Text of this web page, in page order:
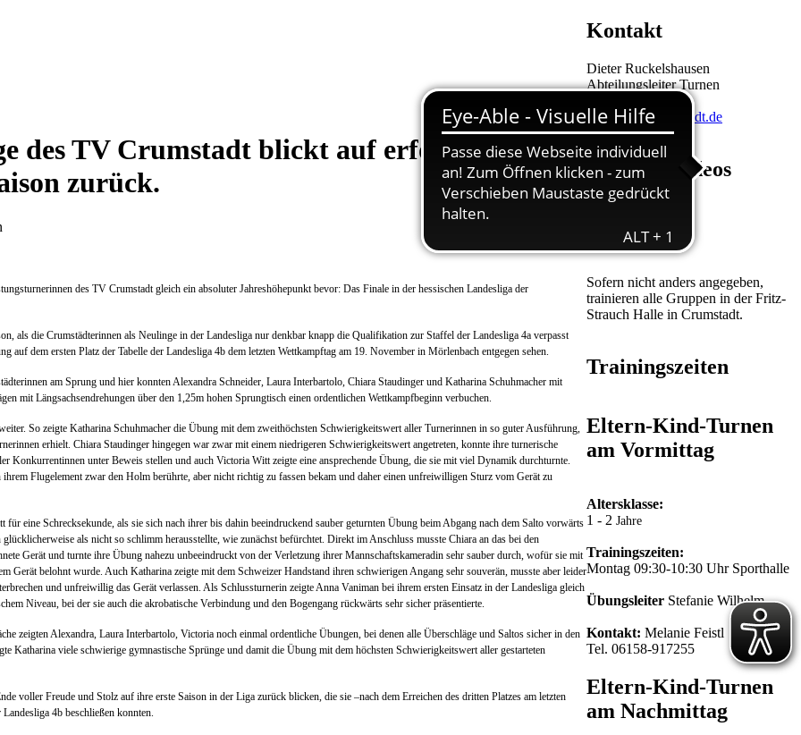
des TV Crumstadt blickt auf erfolgreiche
zurück.
des TV Crumstadt gleich ein absoluter Jahreshöhepunkt bevor: Das Finale in der hessischen Landesliga der
als die Crumstädterinnen als Neulinge in der Landesliga nur denkbar knapp die Qualifikation zur Staffel der Landesliga 4a verpasst
auf dem ersten Platz der Tabelle der Landesliga 4b dem letzten Wettkampftag am 19. November in Mörlenbach entgegen sehen.
am Sprung und hier konnten Alexandra Schneider, Laura Interbartolo, Chiara Staudinger und Katharina Schuhmacher mit
mit Längsachsendrehungen über den 1,25m hohen Sprungtisch einen ordentlichen Wettkampfbeginn verbuchen.
So zeigte Katharina Schuhmacher die Übung mit dem zweithöchsten Schwierigkeitswert aller Turnerinnen in so guter Ausführung,
erhielt. Chiara Staudinger hingegen war zwar mit einem niedrigeren Schwierigkeitswert angetreten, konnte ihre turnerische
Konkurrentinnen unter Beweis stellen und auch Victoria Witt zeigte eine ansprechende Übung, die sie mit viel Dynamik durchturnte.
Flugelement zwar den Holm berührte, aber nicht richtig zu fassen bekam und daher einen unfreiwilligen Sturz vom Gerät zu
eine Schrecksekunde, als sie sich nach ihrer bis dahin beeindruckend sauber geturnten Übung beim Abgang nach dem Salto vorwärts
als nicht so schlimm herausstellte, wie zunächst befürchtet. Direkt im Anschluss musste Chiara an das bei den
Gerät und turnte ihre Übung nahezu unbeeindruckt von der Verletzung ihrer Mannschaftskameradin sehr sauber durch, wofür sie mit
Gerät belohnt wurde. Auch Katharina zeigte mit dem Schweizer Handstand ihren schwierigen Angang sehr souverän, musste aber leider
und unfreiwillig das Gerät verlassen. Als Schlussturnerin zeigte Anna Vaniman bei ihrem ersten Einsatz in der Landesliga gleich
Niveau, bei der sie auch die akrobatische Verbindung und den Bogengang rückwärts sehr sicher präsentierte.
zeigten Alexandra, Laura Interbartolo, Victoria noch einmal ordentliche Übungen, bei denen alle Überschläge und Saltos sicher in den
Katharina viele schwierige gymnastische Sprünge und damit die Übung mit dem höchsten Schwierigkeitswert aller gestarteten
voller Freude und Stolz auf ihre erste Saison in der Liga zurück blicken, die sie –nach dem Erreichen des dritten Platzes am letzten
4b beschließen konnten.
Kontakt
Dieter Ruckelshausen
Abteilungsleiter Turnen
Tel. 06158-87160
turnen@tv-crumstadt.de
Trainingsvideos
Turn-Training ...
Yoga-Training ...
Sofern nicht anders angegeben,
trainieren alle Gruppen in der Fritz-
Strauch Halle in Crumstadt.
Trainingszeiten
Eltern-Kind-Turnen
am Vormittag
Altersklasse:
1 - 2 Jahre
Trainingszeiten:
Montag 09:30-10:30 Uhr Sporthalle
Übungsleiter Stefanie Wilhelm
Kontakt: Melanie Feistl
Tel. 06158-917255
Eltern-Kind-Turnen
am Nachmittag